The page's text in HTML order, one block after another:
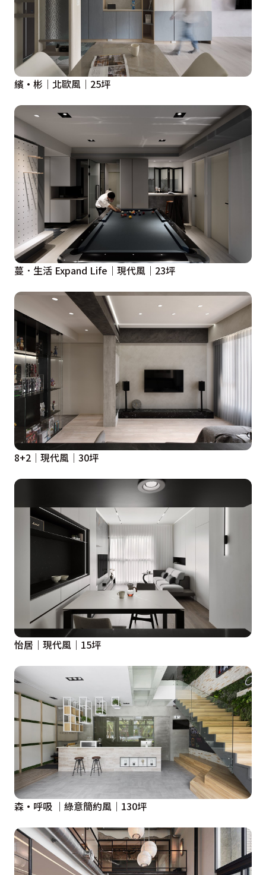
繽·彬｜北歐風｜25坪
蔓．生活 Expand Life｜現代風｜23坪
8+2│現代風│30坪
怡居｜現代風｜15坪
森·呼吸 ｜綠意簡約風｜130坪